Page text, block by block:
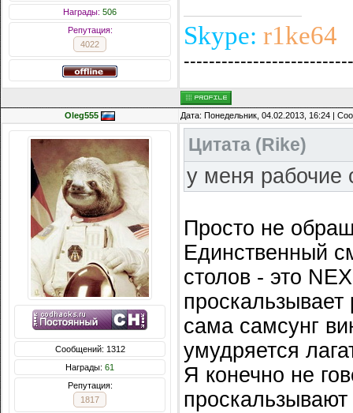
Награды: 506
Репутация:
4022
Skype: r1ke64
Oleg555 Дата: Понедельник, 04.02.2013, 16:24 |
Сообщений: 1312
Награды: 61
Репутация:
1817
Цитата (Rike)
у меня рабочие
Просто не
Единственный
столов - это
сама самсунг
умудряется
Я конечно не